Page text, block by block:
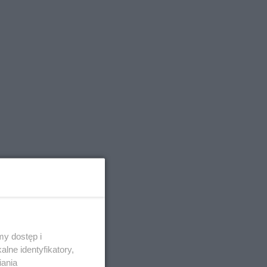
dostęp i
identyfikatory,